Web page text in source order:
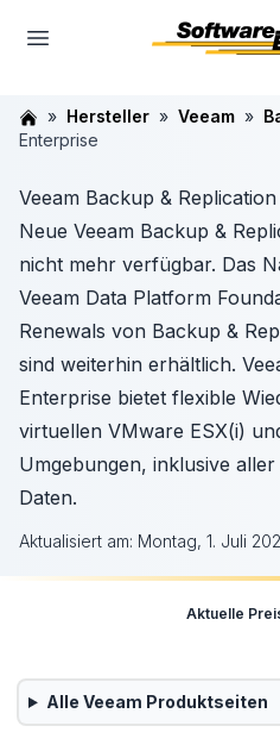
Hersteller Veeam
Enterprise
Veeam Backup &
Neue Veeam Backup &
nicht mehr verfügbar. Das
Veeam Data Platform
Renewals von Backup &
sind weiterhin erhältlich.
Enterprise bietet flexible
virtuellen VMware ESX(i)
Umgebungen, inklusive
Daten.
Aktualisiert am: Montag, 1. Juli
Aktuelle
Alle Veeam Produktseiten